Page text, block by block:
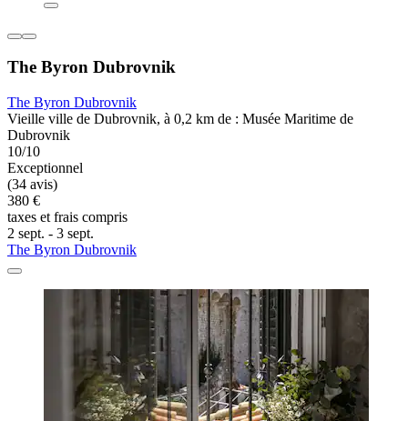
The Byron Dubrovnik
The Byron Dubrovnik
Vieille ville de Dubrovnik, à 0,2 km de : Musée Maritime de
Dubrovnik
10/10
Exceptionnel
(34 avis)
380 €
taxes et frais compris
2 sept. - 3 sept.
The Byron Dubrovnik